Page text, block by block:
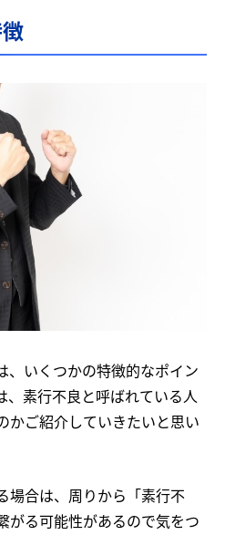
、いくつかの特徴的なポイン
、素行不良と呼ばれている人
かご紹介していきたいと思い
場合は、周りから「素行不
がる可能性があるので気をつ